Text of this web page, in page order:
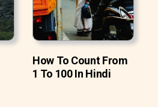
How To Count From
1 To 100 In Hindi